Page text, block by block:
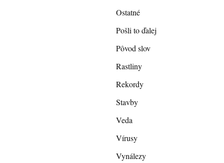
Ostatné
Pošli to ďalej
Pôvod slov
Rastliny
Rekordy
Stavby
Veda
Vírusy
Vynálezy